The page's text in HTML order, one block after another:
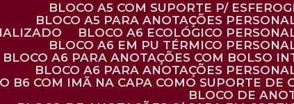
BLOCO A5 COM SUPORTE P/
BLOCO A5 PARA ANOTAÇÕES
BLOCO A6 ECOLÓGICO
BLOCO A6 EM PU TÉRMICO
BLOCO A6 PARA ANOTAÇÕES COM BOLSO
BLOCO A6 PARA ANOTAÇÕES
B6 COM IMÃ NA CAPA COMO SUPORTE DE
BLOCO DE